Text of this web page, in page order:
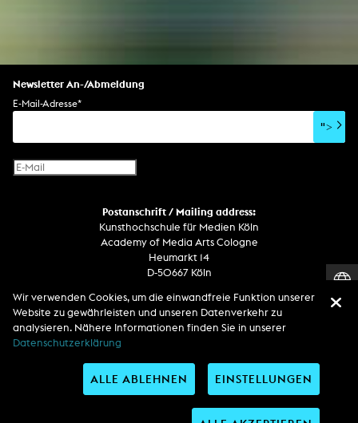
Newsletter An-/Abmeldung
E-Mail-Adresse*
">
Postanschrift / Mailing address:
Kunsthochschule für Medien Köln
Academy of Media Arts Cologne
Heumarkt 14
D-50667 Köln
Telefon
Zentrale / Empfang +49 221 201 89 - 0 / - 400
Wachdienst / Security guard +49 151 186 863 40 (19 Uhr bis 6 Uhr)
Entdecken Sie uns auf
Wir verwenden Cookies, um die einwandfreie Funktion unserer
Website zu gewährleisten und unseren Datenverkehr zu
analysieren. Nähere Informationen finden Sie in unserer
Datenschutzerklärung
EINSTELLUNGEN
ALLE ABLEHNEN